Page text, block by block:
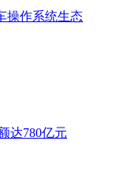
操作系统生态
达780亿元